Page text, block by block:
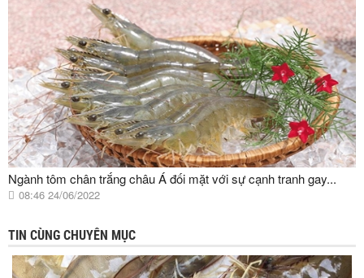
Ngành tôm chân trắng châu Á đối mặt với sự cạnh tranh gay...
08:46 24/06/2022
TIN CÙNG CHUYÊN MỤC